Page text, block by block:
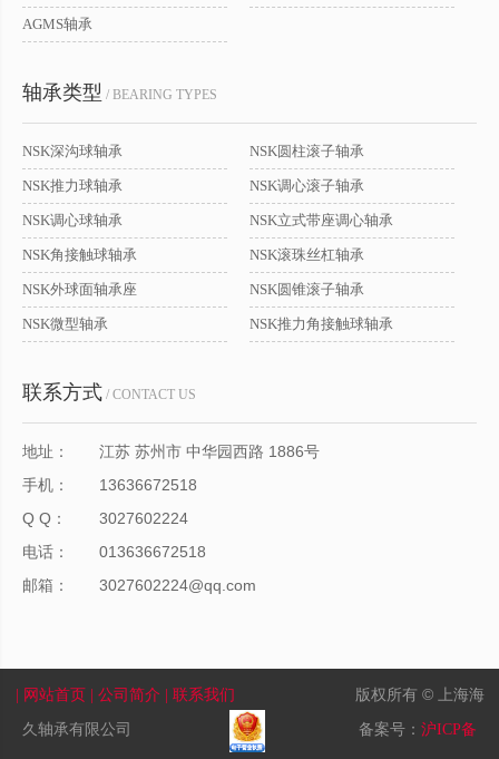
AGMS轴承
轴承类型 / BEARING TYPES
NSK深沟球轴承 NSK圆柱滚子轴承
NSK推力球轴承 NSK调心滚子轴承
NSK调心球轴承 NSK立式带座调心轴承
NSK角接触球轴承 NSK滚珠丝杠轴承
NSK外球面轴承座 NSK圆锥滚子轴承
NSK微型轴承 NSK推力角接触球轴承
联系方式 / CONTACT US
地址：
江苏 苏州市 中华园西路 1886号
手机：
13636672518
Q Q：
3027602224
电话：
013636672518
邮箱：
3027602224@qq.com
| 网站首页 | 公司简介 | 联系我们
版权所有 © 上海海
久轴承有限公司
备案号： 沪ICP备